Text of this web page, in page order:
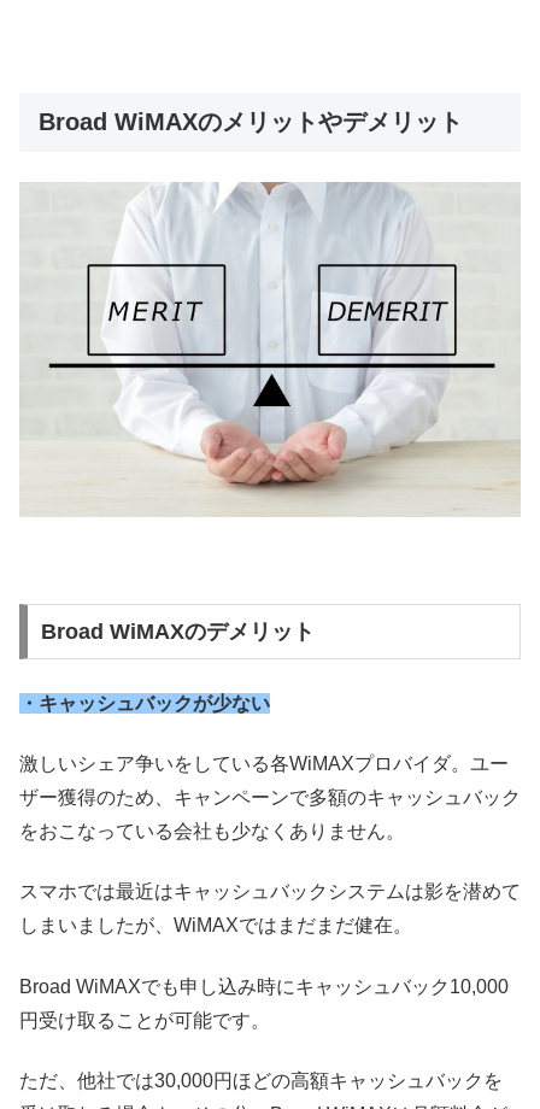
Broad WiMAXのメリットやデメリット
Broad WiMAXのデメリット
・キャッシュバックが少ない
激しいシェア争いをしている各WiMAXプロバイダ。ユー
ザー獲得のため、キャンペーンで多額のキャッシュバック
をおこなっている会社も少なくありません。
スマホでは最近はキャッシュバックシステムは影を潜めて
しまいましたが、WiMAXではまだまだ健在。
Broad WiMAXでも申し込み時にキャッシュバック10,000
円受け取ることが可能です。
ただ、他社では30,000円ほどの高額キャッシュバックを